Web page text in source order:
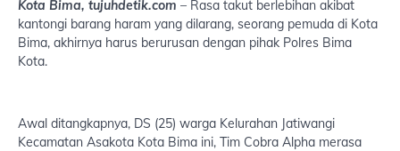
Kota Bima, tujuhdetik.com – Rasa takut berlebihan akibat
kantongi barang haram yang dilarang, seorang pemuda di Kota
Bima, akhirnya harus berurusan dengan pihak Polres Bima
Kota.
Awal ditangkapnya, DS (25) warga Kelurahan Jatiwangi
Kecamatan Asakota Kota Bima ini, Tim Cobra Alpha merasa